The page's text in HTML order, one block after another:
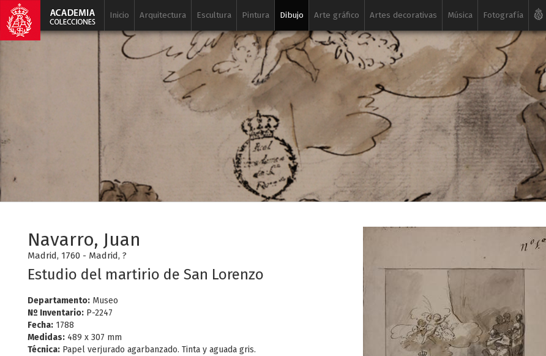
Inicio Arquitectura Escultura Pintura Dibujo Arte gráfico Artes decorativas Música Fotografía
Navarro, Juan
Madrid, 1760 - Madrid, ?
Estudio del martirio de San Lorenzo
Departamento: Museo
Nº Inventario: P-2247
Fecha: 1788
Medidas: 489 x 307 mm
Técnica: Papel verjurado agarbanzado. Tinta y aguada gris.